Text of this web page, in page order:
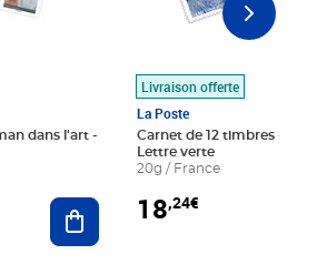
dans l'art -
Ajouter au panier
Livraison offerte
La Poste
Carnet de 12 timbres - Le
Lettre verte
20g / France
18,24€